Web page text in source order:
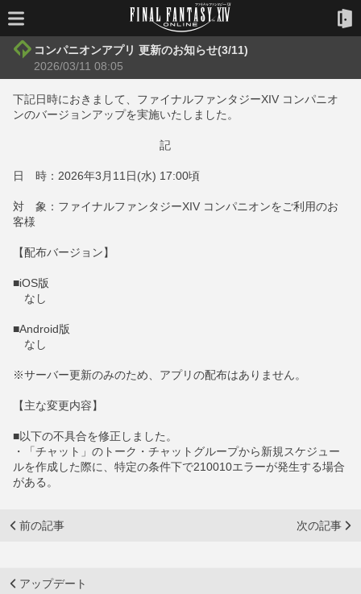
コンパニオンアプリ 更新のお知らせ(3/11)
2026/03/11 08:05
下記日時におきまして、ファイナルファンタジーXIV コンパニオ
ンのバージョンアップを実施いたしました。
記
日 時：2026年3月11日(水) 17:00頃
対 象：ファイナルファンタジーXIV コンパニオンをご利用のお
客様
【配布バージョン】
■iOS版
なし
■Android版
なし
※サーバー更新のみのため、アプリの配布はありません。
【主な変更内容】
■以下の不具合を修正しました。
・「チャット」のトーク・チャットグループから新規スケジュー
ルを作成した際に、特定の条件下で210010エラーが発生する場合
がある。
前の記事 次の記事
アップデート